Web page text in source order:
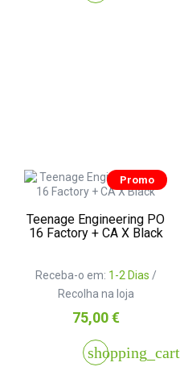
Promo
Teenage Engineering PO
16 Factory + CA X Black
Receba-o em: 1-2 Dias /
Recolha na loja
Preço
75,00 €
shopping_cart